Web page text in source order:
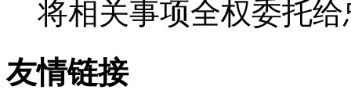
将相关事项全权委托
友情链接